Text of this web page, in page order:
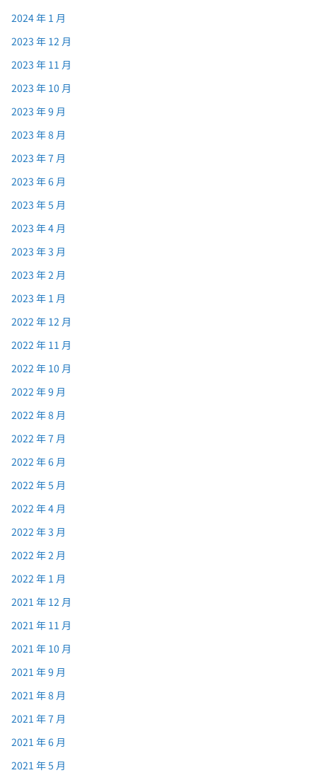
2024 年 1 月
2023 年 12 月
2023 年 11 月
2023 年 10 月
2023 年 9 月
2023 年 8 月
2023 年 7 月
2023 年 6 月
2023 年 5 月
2023 年 4 月
2023 年 3 月
2023 年 2 月
2023 年 1 月
2022 年 12 月
2022 年 11 月
2022 年 10 月
2022 年 9 月
2022 年 8 月
2022 年 7 月
2022 年 6 月
2022 年 5 月
2022 年 4 月
2022 年 3 月
2022 年 2 月
2022 年 1 月
2021 年 12 月
2021 年 11 月
2021 年 10 月
2021 年 9 月
2021 年 8 月
2021 年 7 月
2021 年 6 月
2021 年 5 月